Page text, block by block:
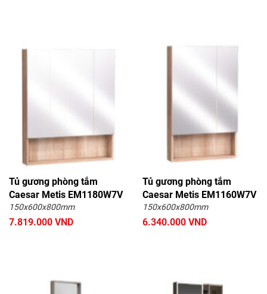
Tủ gương phòng tắm
Caesar Metis EM1180W7V
150x600x800mm
7.819.000 VND
Tủ gương phòng tắm
Caesar Metis EM1160W7V
150x600x800mm
6.340.000 VND